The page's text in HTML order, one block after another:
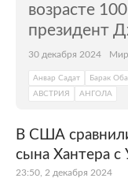
возрасте
президент
30 декабря 2024 Мир
Анвар Садат Барак
АВСТРИЯ
АНГОЛА
В США
сына Хантера с
23:50, 2 декабря 2024